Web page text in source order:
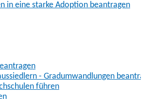
in eine starke Adoption beantragen
- Gradumwandlungen
führen